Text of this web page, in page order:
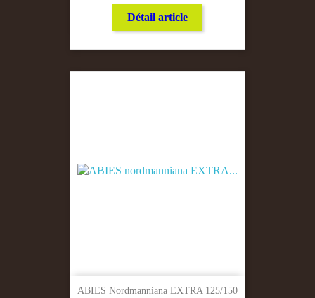
Détail article
ABIES Nordmanniana EXTRA 125/150